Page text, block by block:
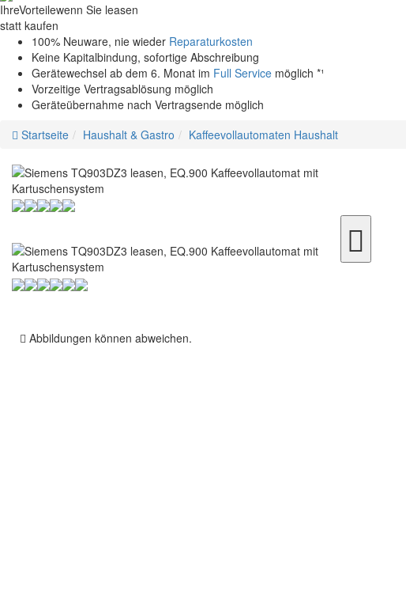
IhreVorteilewenn Sie leasen
statt kaufen
100% Neuware, nie wieder Reparaturkosten
Keine Kapitalbindung, sofortige Abschreibung
Gerätewechsel ab dem 6. Monat im Full Service möglich *¹
Vorzeitige Vertragsablösung möglich
Geräteübernahme nach Vertragsende möglich
Startseite
Haushalt & Gastro Kaffeevollautomaten Haushalt
Abbildungen können abweichen.